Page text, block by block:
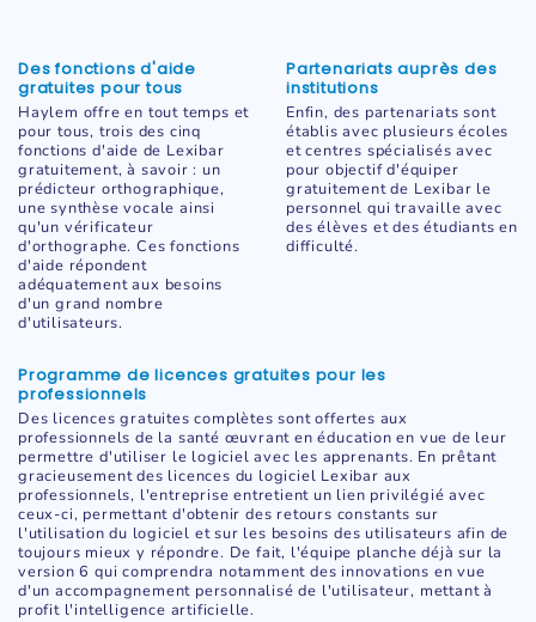
Des fonctions d'aide
gratuites pour tous
Haylem offre en tout temps et
pour tous, trois des cinq
fonctions d'aide de Lexibar
gratuitement, à savoir : un
prédicteur orthographique,
une synthèse vocale ainsi
qu'un vérificateur
d'orthographe. Ces fonctions
d'aide répondent
adéquatement aux besoins
d'un grand nombre
d'utilisateurs.
Partenariats auprès des
institutions
Enfin, des partenariats sont
établis avec plusieurs écoles
et centres spécialisés avec
pour objectif d'équiper
gratuitement de Lexibar le
personnel qui travaille avec
des élèves et des étudiants en
difficulté.
Programme de licences gratuites pour les
professionnels
Des licences gratuites complètes sont offertes aux
professionnels de la santé œuvrant en éducation en vue de leur
permettre d'utiliser le logiciel avec les apprenants. En prêtant
gracieusement des licences du logiciel Lexibar aux
professionnels, l'entreprise entretient un lien privilégié avec
ceux-ci, permettant d'obtenir des retours constants sur
l'utilisation du logiciel et sur les besoins des utilisateurs afin de
toujours mieux y répondre. De fait, l'équipe planche déjà sur la
version 6 qui comprendra notamment des innovations en vue
d'un accompagnement personnalisé de l'utilisateur, mettant à
profit l'intelligence artificielle.